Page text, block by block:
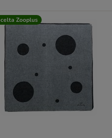
Zooplus